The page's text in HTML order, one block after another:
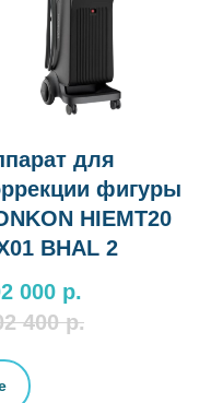
для
фигуры
HIEMT20
BHAL 2
000 р.
400 р.